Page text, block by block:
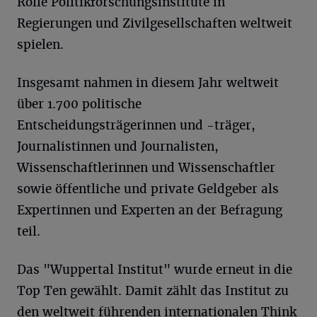
Regierungen und Zivilgesellschaften weltweit
spielen.
Insgesamt nahmen in diesem Jahr weltweit
über 1.700 politische
Entscheidungsträgerinnen und -träger,
Journalistinnen und Journalisten,
Wissenschaftlerinnen und Wissenschaftler
sowie öffentliche und private Geldgeber als
Expertinnen und Experten an der Befragung
teil.
Das "Wuppertal Institut" wurde erneut in die
Top Ten gewählt. Damit zählt das Institut zu
den weltweit führenden internationalen Think